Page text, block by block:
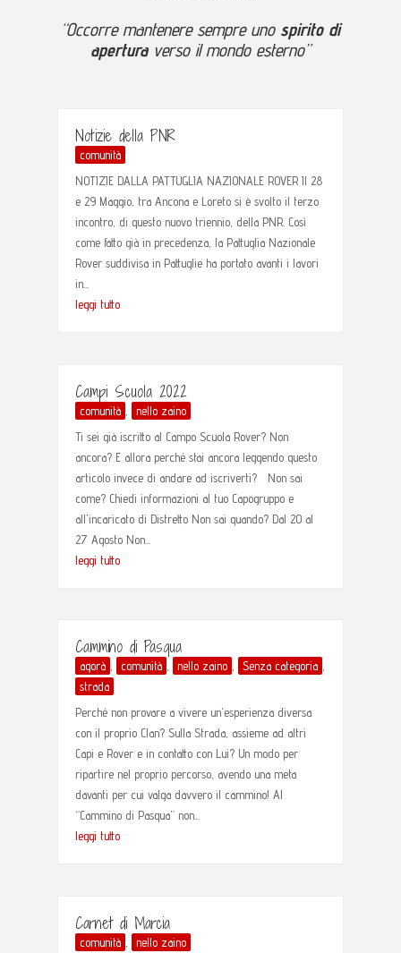
“Occorre mantenere sempre uno spirito di
aperturaverso il mondo esterno”
Notizie della PNR
comunità
NOTIZIE DALLA PATTUGLIA NAZIONALE ROVER Il 28
e 29 Maggio, tra Ancona e Loreto si è svolto il terzo
incontro, di questo nuovo triennio, della PNR. Così
come fatto già in precedenza, la Pattuglia Nazionale
Rover suddivisa in Pattuglie ha portato avanti i lavori
in...
leggi tutto
Campi Scuola 2022
comunità
nello zaino
Ti sei già iscritto al Campo Scuola Rover? Non
ancora? E allora perché stai ancora leggendo questo
articolo invece di andare ad iscriverti? Non sai
come? Chiedi informazioni al tuo Capogruppo e
all'incaricato di Distretto Non sai quando? Dal 20 al
27 Agosto Non...
leggi tutto
Cammino di Pasqua
agorà , comunità , nello zaino , Senza categoria ,
strada
Perché non provare a vivere un'esperienza diversa
con il proprio Clan? Sulla Strada, assieme ad altri
Capi e Rover e in contatto con Lui? Un modo per
ripartire nel proprio percorso, avendo una meta
davanti per cui valga davvero il cammino! Al
“Cammino di Pasqua” non...
leggi tutto
Carnet di Marcia
comunità nello zaino